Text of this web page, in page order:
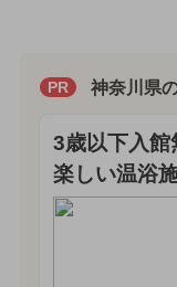
PR 神奈川県
3歳以下入
楽しい温浴